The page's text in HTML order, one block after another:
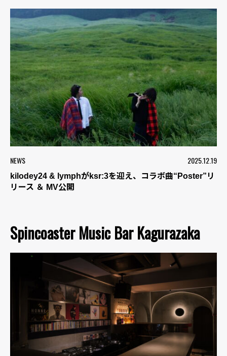
NEWS 2025.12.19
kilodey24 & lymphがksr:3を迎え、コラボ曲“Poster”リ
リース ＆ MV公開
Spincoaster Music Bar Kagurazaka